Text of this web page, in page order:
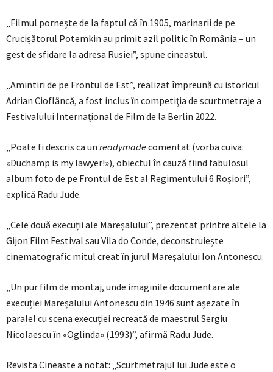
„Filmul pornește de la faptul că în 1905, marinarii de pe
Crucișătorul Potemkin au primit azil politic în România – un
gest de sfidare la adresa Rusiei”, spune cineastul.
„Amintiri de pe Frontul de Est”, realizat împreună cu istoricul
Adrian Cioflâncă, a fost inclus în competiţia de scurtmetraje a
Festivalului Internaţional de Film de la Berlin 2022.
„Poate fi descris ca un readymadecomentat (vorba cuiva:
«Duchamp is my lawyer!»), obiectul în cauză fiind fabulosul
album foto de pe Frontul de Est al Regimentului 6 Roșiori”,
explică Radu Jude.
„Cele două execuții ale Mareșalului”, prezentat printre altele la
Gijon Film Festival sau Vila do Conde, deconstruiește
cinematografic mitul creat în jurul Mareşalului Ion Antonescu.
„Un pur film de montaj, unde imaginile documentare ale
execuției Mareșalului Antonescu din 1946 sunt așezate în
paralel cu scena execuției recreată de maestrul Sergiu
Nicolaescu în «Oglinda» (1993)”, afirmă Radu Jude.
Revista Cineaste a notat: „Scurtmetrajul lui Jude este o